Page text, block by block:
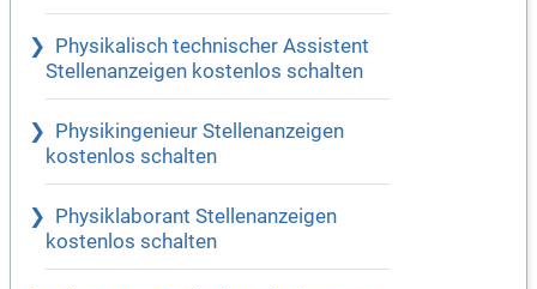
Physikalisch technischer Assistent
Stellenanzeigen kostenlos schalten
Physikingenieur Stellenanzeigen
kostenlos schalten
Physiklaborant Stellenanzeigen
kostenlos schalten